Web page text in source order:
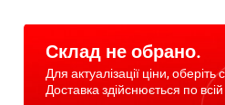
Склад не обрано.
Для актуалізації ціни,
Доставка здійснюється по